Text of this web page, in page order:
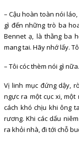
– Cậu hoàn toàn nói
gì đến những trò ba
Bennet ạ, là thằng ba
mang tai. Hãy nhớ lấy.
– Tôi cóc thèm nói gì
Vị linh mục đứng dậy,
ngực ra một cục xi,
cách khó chịu khi ông
rương. Khi các dấu
ra khỏi nhà, đi tới chỗ